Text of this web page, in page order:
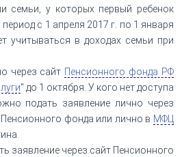
семьи, у которых первый ребенок
с 1 апреля 2017 г. по 1 января
учитываться в доходах семьи при
через сайт Пенсионного фонда РФ
" до 1 октября. У кого нет доступа
подать заявление лично через
фонда или лично в МФЦ
заявление через сайт Пенсионного